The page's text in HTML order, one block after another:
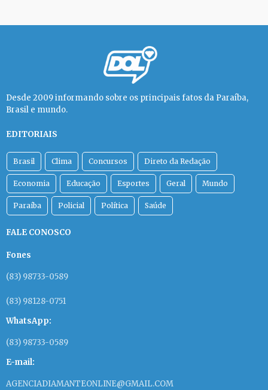
Desde 2009 informando sobre os principais fatos da Paraíba,
Brasil e mundo.
EDITORIAIS
Brasil Clima Concursos Direto da Redação
Economia Educação Esportes Geral Mundo
Paraíba Policial Política Saúde
FALE CONOSCO
Fones
(83) 98733-0589
(83) 98128-0751
WhatsApp:
(83) 98733-0589
E-mail:
AGENCIADIAMANTEONLINE@GMAIL.COM